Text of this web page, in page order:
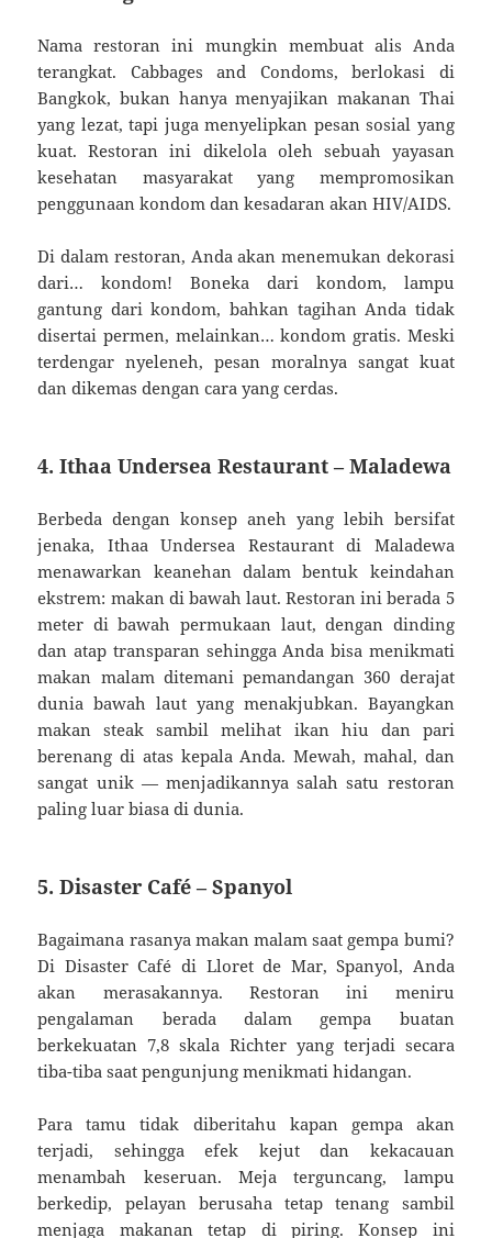
Nama restoran ini mungkin membuat alis Anda
terangkat. Cabbages and Condoms, berlokasi di
Bangkok, bukan hanya menyajikan makanan Thai
yang lezat, tapi juga menyelipkan pesan sosial yang
kuat. Restoran ini dikelola oleh sebuah yayasan
kesehatan masyarakat yang mempromosikan
penggunaan kondom dan kesadaran akan HIV/AIDS.
Di dalam restoran, Anda akan menemukan dekorasi
dari… kondom! Boneka dari kondom, lampu
gantung dari kondom, bahkan tagihan Anda tidak
disertai permen, melainkan… kondom gratis. Meski
terdengar nyeleneh, pesan moralnya sangat kuat
dan dikemas dengan cara yang cerdas.
4. Ithaa Undersea Restaurant – Maladewa
Berbeda dengan konsep aneh yang lebih bersifat
jenaka, Ithaa Undersea Restaurant di Maladewa
menawarkan keanehan dalam bentuk keindahan
ekstrem: makan di bawah laut. Restoran ini berada 5
meter di bawah permukaan laut, dengan dinding
dan atap transparan sehingga Anda bisa menikmati
makan malam ditemani pemandangan 360 derajat
dunia bawah laut yang menakjubkan. Bayangkan
makan steak sambil melihat ikan hiu dan pari
berenang di atas kepala Anda. Mewah, mahal, dan
sangat unik — menjadikannya salah satu restoran
paling luar biasa di dunia.
5. Disaster Café – Spanyol
Bagaimana rasanya makan malam saat gempa bumi?
Di Disaster Café di Lloret de Mar, Spanyol, Anda
akan merasakannya. Restoran ini meniru
pengalaman berada dalam gempa buatan
berkekuatan 7,8 skala Richter yang terjadi secara
tiba-tiba saat pengunjung menikmati hidangan.
Para tamu tidak diberitahu kapan gempa akan
terjadi, sehingga efek kejut dan kekacauan
menambah keseruan. Meja terguncang, lampu
berkedip, pelayan berusaha tetap tenang sambil
menjaga makanan tetap di piring. Konsep ini